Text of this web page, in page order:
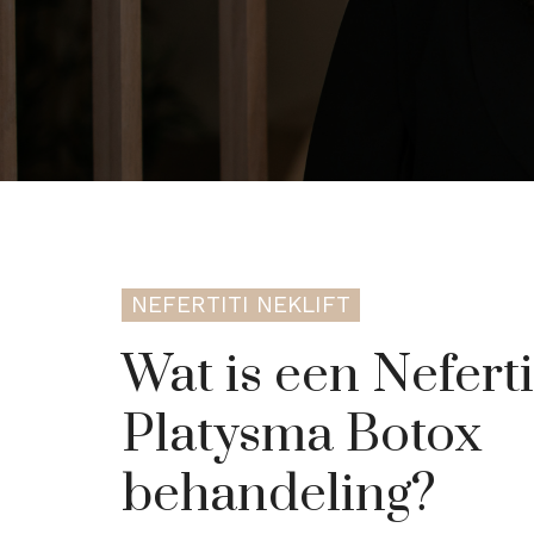
NEFERTITI NEKLIFT
Wat is een
Platysma Botox
behandeling?